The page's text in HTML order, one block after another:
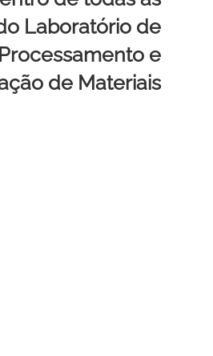
Laboratório de
Processamento e
de Materiais